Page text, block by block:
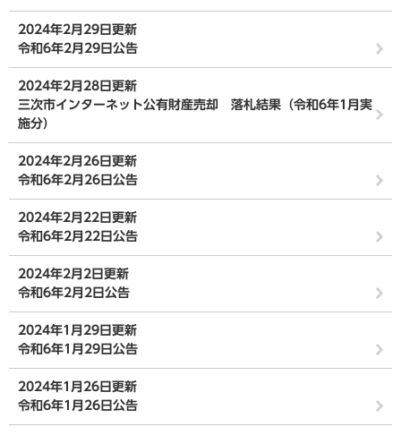
2024年2月29日更新
令和6年2月29日公告
2024年2月28日更新
三次市インターネット公有財産売却 落札結果（令和6年1月実
施分）
2024年2月26日更新
令和6年2月26日公告
2024年2月22日更新
令和6年2月22日公告
2024年2月2日更新
令和6年2月2日公告
2024年1月29日更新
令和6年1月29日公告
2024年1月26日更新
令和6年1月26日公告